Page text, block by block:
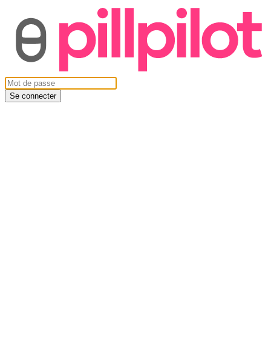
Se connecter